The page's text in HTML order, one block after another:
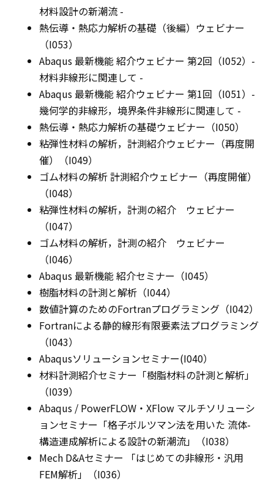
材料設計の新潮流 -
熱伝導・熱応力解析の基礎（後編）ウェビナー
（I053）
Abaqus 最新機能 紹介ウェビナー 第2回（I052）-
材料非線形に関連して -
Abaqus 最新機能 紹介ウェビナー 第1回（I051）-
幾何学的非線形，境界条件非線形に関連して -
熱伝導・熱応力解析の基礎ウェビナー（I050）
粘弾性材料の解析，計測紹介ウェビナー（再度開
催）（I049）
ゴム材料の解析 計測紹介ウェビナー（再度開催）
（I048）
粘弾性材料の解析，計測の紹介 ウェビナー
（I047）
ゴム材料の解析，計測の紹介 ウェビナー
（I046）
Abaqus 最新機能 紹介セミナー（I045）
樹脂材料の計測と解析（I044）
数値計算のためのFortranプログラミング（I042）
Fortranによる静的線形有限要素法プログラミング
（I043）
Abaqusソリューションセミナー(I040）
材料計測紹介セミナー「樹脂材料の計測と解析」
（I039）
Abaqus / PowerFLOW・XFlow マルチソリューシ
ョンセミナー「格子ボルツマン法を用いた 流体-
構造連成解析による設計の新潮流」（I038）
Mech D&Aセミナー 「はじめての非線形・汎用
FEM解析」（I036）